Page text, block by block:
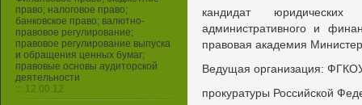
кандидат
административного и
правовая академия
Ведущая организация:
прокуратуры Российской
право; налоговое право;
банковское право; валютно-
правовое регулирование;
правовое регулирование выпуска
и обращения ценных бумаг;
правовые основы аудиторской
деятельности
::: 12.00.12